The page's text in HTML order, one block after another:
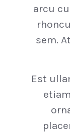
arcu
sem.
Est